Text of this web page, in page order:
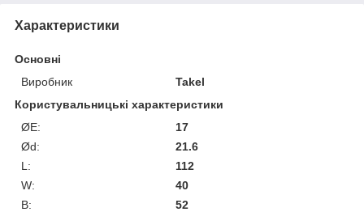
Характеристики
Основні
Виробник
Takel
Користувальницькі характеристики
ØE:
17
Ød:
21.6
L:
112
W:
40
В:
52